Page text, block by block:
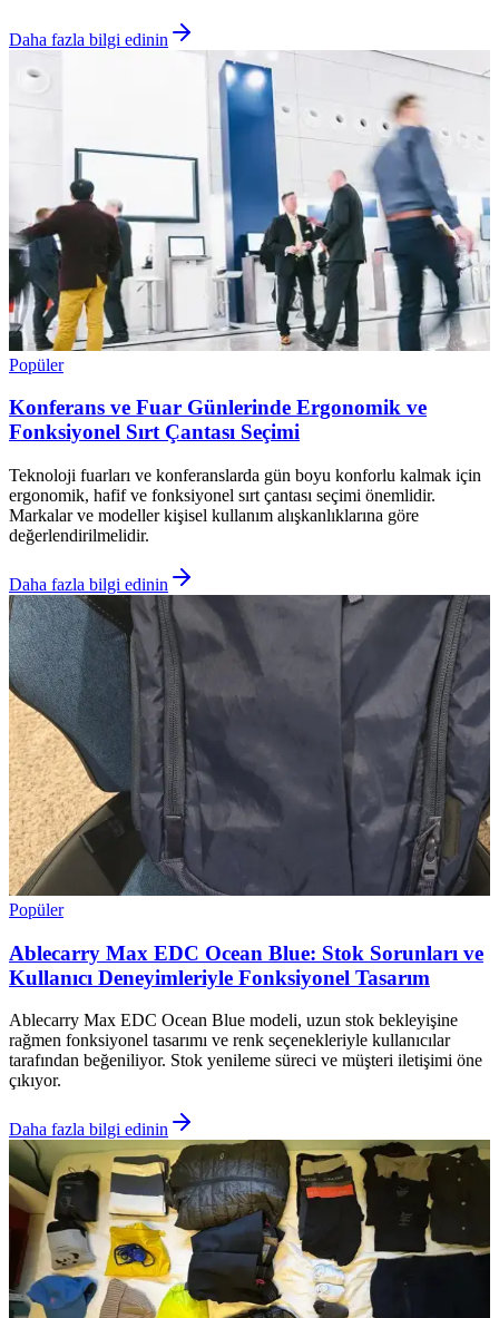
Daha fazla bilgi edinin
Popüler
Konferans ve Fuar Günlerinde Ergonomik ve
Fonksiyonel Sırt Çantası Seçimi
Teknoloji fuarları ve konferanslarda gün boyu konforlu kalmak için
ergonomik, hafif ve fonksiyonel sırt çantası seçimi önemlidir.
Markalar ve modeller kişisel kullanım alışkanlıklarına göre
değerlendirilmelidir.
Daha fazla bilgi edinin
Popüler
Ablecarry Max EDC Ocean Blue: Stok Sorunları ve
Kullanıcı Deneyimleriyle Fonksiyonel Tasarım
Ablecarry Max EDC Ocean Blue modeli, uzun stok bekleyişine
rağmen fonksiyonel tasarımı ve renk seçenekleriyle kullanıcılar
tarafından beğeniliyor. Stok yenileme süreci ve müşteri iletişimi öne
çıkıyor.
Daha fazla bilgi edinin